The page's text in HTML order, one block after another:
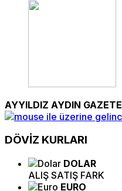
AYYILDIZ AYDIN GAZETE
DÖVİZ KURLARI
DOLAR
ALIŞ SATIŞ FARK
EURO